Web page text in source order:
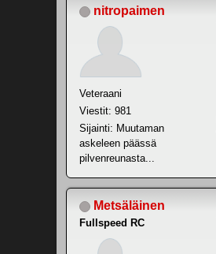
nitropaimen
Veteraani
Viestit: 981
Sijainti: Muutaman
askeleen päässä
pilvenreunasta...
Metsäläinen
Fullspeed RC